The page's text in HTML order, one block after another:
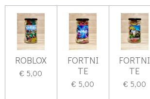
ROBLOX
€ 5,00
FORTNI
TE
€ 5,00
FORTNI
TE
€ 5,00